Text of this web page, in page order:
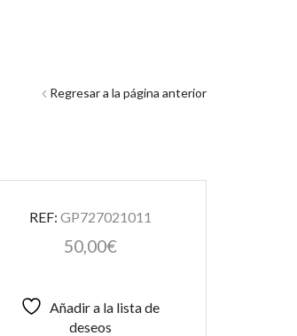
Regresar a la página anterior
REF: GP727021011
50,00€
Añadir a la lista de
deseos